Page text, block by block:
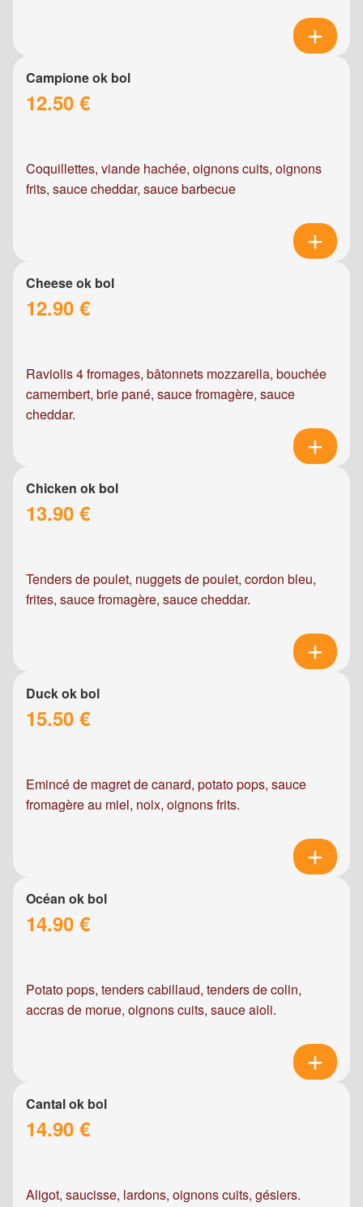
Campione ok bol
12.50 €
Coquillettes, viande hachée, oignons cuits, oignons
frits, sauce cheddar, sauce barbecue
Cheese ok bol
12.90 €
Raviolis 4 fromages, bâtonnets mozzarella, bouchée
camembert, brie pané, sauce fromagère, sauce
cheddar.
Chicken ok bol
13.90 €
Tenders de poulet, nuggets de poulet, cordon bleu,
frites, sauce fromagère, sauce cheddar.
Duck ok bol
15.50 €
Emincé de magret de canard, potato pops, sauce
fromagère au miel, noix, oignons frits.
Océan ok bol
14.90 €
Potato pops, tenders cabillaud, tenders de colin,
accras de morue, oignons cuits, sauce aioli.
Cantal ok bol
14.90 €
Aligot, saucisse, lardons, oignons cuits, gésiers.